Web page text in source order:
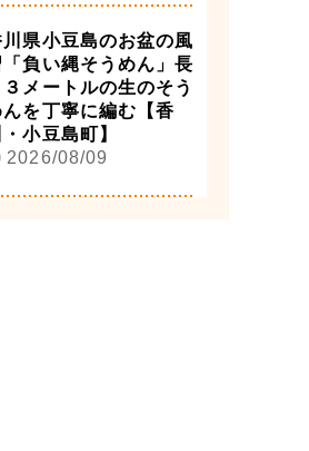
川県小豆島のお盆の風
「負い縄そうめん」長
３メートルの生のそう
んを丁寧に編む【香
・小豆島町】
2026/08/09